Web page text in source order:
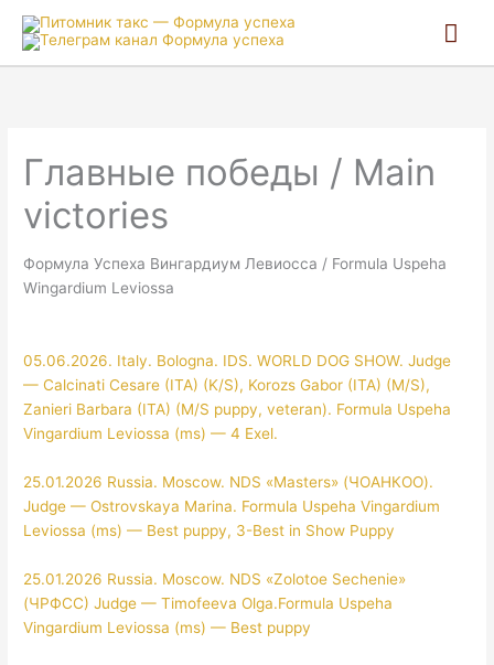
Главные победы / Main
victories
Формула Успеха Вингардиум Левиосса / Formula Uspeha
Wingardium Leviossa
05.06.2026. Italy. Bologna. IDS. WORLD DOG SHOW. Judge
— Calcinati Cesare (ITA) (K/S), Korozs Gabor (ITA) (M/S),
Zanieri Barbara (ITA) (M/S puppy, veteran). Formula Uspeha
Vingardium Leviossa (ms) — 4 Exel.
25.01.2026 Russia. Moscow. NDS «Masters» (ЧОАНКОО).
Judge — Ostrovskaya Marina. Formula Uspeha Vingardium
Leviossa (ms) — Best puppy, 3-Best in Show Puppy
25.01.2026 Russia. Moscow. NDS «Zolotoe Sechenie»
(ЧРФСС) Judge — Timofeeva Olga.Formula Uspeha
Vingardium Leviossa (ms) — Best puppy